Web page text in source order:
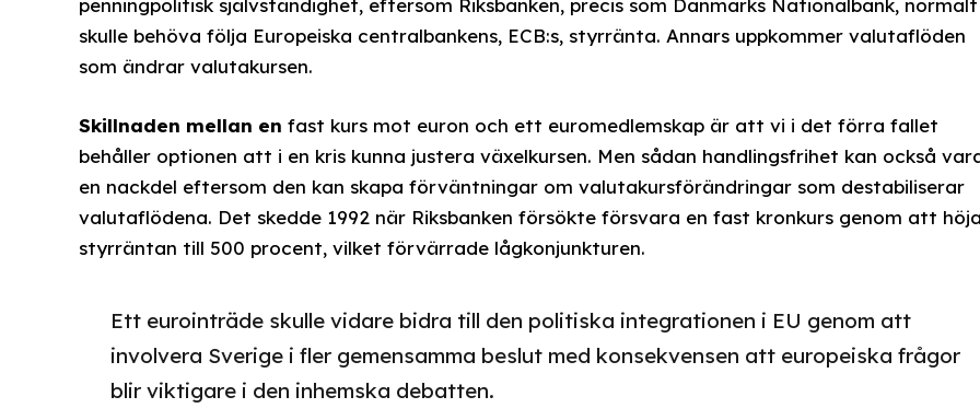
penningpolitisk självständighet, eftersom Riksbanken, precis som Danmarks Nationalbank, normalt
skulle behöva följa Europeiska centralbankens, ECB:s, styrränta. Annars uppkommer valutaflöden
som ändrar valutakursen.
Skillnaden mellan en fast kurs mot euron och ett euromedlemskap är att vi i det förra fallet
behåller optionen att i en kris kunna justera växelkursen. Men sådan handlingsfrihet kan också
en nackdel eftersom den kan skapa förväntningar om valutakursförändringar som destabiliserar
valutaflödena. Det skedde 1992 när Riksbanken försökte försvara en fast kronkurs genom att höja
styrräntan till 500 procent, vilket förvärrade lågkonjunkturen.
Ett eurointräde skulle vidare bidra till den politiska integrationen i EU genom att
involvera Sverige i fler gemensamma beslut med konsekvensen att europeiska frågor
blir viktigare i den inhemska debatten.